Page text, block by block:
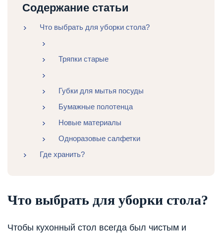
Содержание статьи
Что выбрать для уборки стола?
Тряпки старые
Губки для мытья посуды
Бумажные полотенца
Новые материалы
Одноразовые салфетки
Где хранить?
Что выбрать для уборки стола?
Чтобы кухонный стол всегда был чистым и